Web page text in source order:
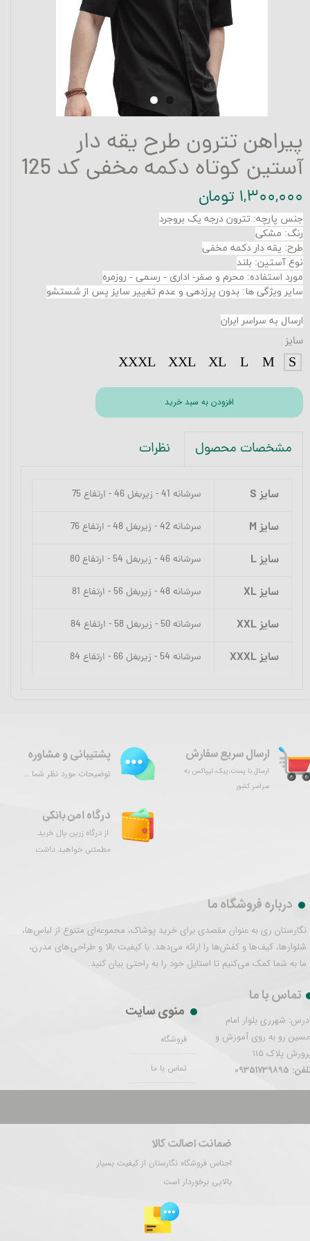
پیراهن تترون طرح یقه دار
آستین کوتاه دکمه مخفی کد 125
۱,۳۰۰,۰۰۰ تومان
جنس پارچه: تترون درجه یک بروجرد
رنگ: مشکی
طرح: یقه دار دکمه مخفی
نوع آستین: بلند
مورد استفاده: محرم و صفر- اداری - رسمی - روزمره
سایر ویژگی ها: بدون پرزدهی و عدم تغییر سایز پس از شستشو
ارسال به سراسر ایران
سایز
S
M
L
XL
XXL
XXXL
افزودن به سبد خرید
مشخصات محصول نظرات
سایز S سرشانه 41 - زیربغل 46 - ارتفاع 75
سایز M سرشانه 42 - زیربغل 48 - ارتفاع 76
سایز L سرشانه 46 - زیربغل 54 - ارتفاع 80
سایز XL سرشانه 48 - زیربغل 56 - ارتفاع 81
سایز XXL سرشانه 50 - زیربغل 58 - ارتفاع 84
سایز XXXL سرشانه 54 - زیربغل 66 - ارتفاع 84
ضمانت اصالت کالا
اجناس فروشگاه نگارستان از کیفیت بسیار
بالایی برخوردار است
ارسال سریع سفارش
ارسال با پست،پیک،تیپاکس به
سراسر کشور
درگاه امن بانکی
از درگاه زرین پال خرید
مطمئنی خواهید داشت
پشتیبانی و مشاوره
توضیحات مورد نظر شما ...
درباره فروشگاه ما
نگارستان ری به عنوان مقصدی برای خرید پوشاک، مجموعه‌ای متنوع از لباس‌ها،
شلوارها، کیف‌ها و کفش‌ها را ارائه می‌دهد. با کیفیت بالا و طراحی‌های مدرن،
ما به شما کمک می‌کنیم تا استایل خود را به راحتی بیان کنید.
تماس با ما
شهرری بلوار امام
رو به روی آموزش و
پلاک 115
09351739895
منوی سایت
فروشگاه
تماس با ما